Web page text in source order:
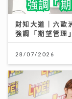
財知大道｜六歐
強調「期望管理
28/07/2026